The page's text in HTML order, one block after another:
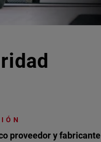
proveedor y fabricante